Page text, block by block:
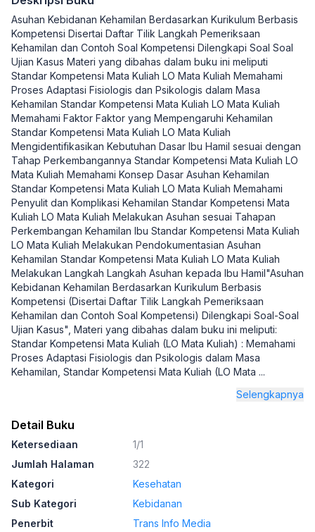
Asuhan Kebidanan Kehamilan Berdasarkan Kurikulum Berbasis
Kompetensi Disertai Daftar Tilik Langkah Pemeriksaan
Kehamilan dan Contoh Soal Kompetensi Dilengkapi Soal Soal
Ujian Kasus Materi yang dibahas dalam buku ini meliputi
Standar Kompetensi Mata Kuliah LO Mata Kuliah Memahami
Proses Adaptasi Fisiologis dan Psikologis dalam Masa
Kehamilan Standar Kompetensi Mata Kuliah LO Mata Kuliah
Memahami Faktor Faktor yang Mempengaruhi Kehamilan
Standar Kompetensi Mata Kuliah LO Mata Kuliah
Mengidentifikasikan Kebutuhan Dasar Ibu Hamil sesuai dengan
Tahap Perkembangannya Standar Kompetensi Mata Kuliah LO
Mata Kuliah Memahami Konsep Dasar Asuhan Kehamilan
Standar Kompetensi Mata Kuliah LO Mata Kuliah Memahami
Penyulit dan Komplikasi Kehamilan Standar Kompetensi Mata
Kuliah LO Mata Kuliah Melakukan Asuhan sesuai Tahapan
Perkembangan Kehamilan Ibu Standar Kompetensi Mata Kuliah
LO Mata Kuliah Melakukan Pendokumentasian Asuhan
Kehamilan Standar Kompetensi Mata Kuliah LO Mata Kuliah
Melakukan Langkah Langkah Asuhan kepada Ibu Hamil"Asuhan
Kebidanan Kehamilan Berdasarkan Kurikulum Berbasis
Kompetensi (Disertai Daftar Tilik Langkah Pemeriksaan
Kehamilan dan Contoh Soal Kompetensi) Dilengkapi Soal-Soal
Ujian Kasus", Materi yang dibahas dalam buku ini meliputi:
Standar Kompetensi Mata Kuliah (LO Mata Kuliah) : Memahami
Proses Adaptasi Fisiologis dan Psikologis dalam Masa
Kehamilan, Standar Kompetensi Mata Kuliah (LO Mata ...
Selengkapnya
Detail Buku
Ketersediaan
1/1
Jumlah Halaman
322
Kategori
Kesehatan
Sub Kategori
Kebidanan
Penerbit
Trans Info Media